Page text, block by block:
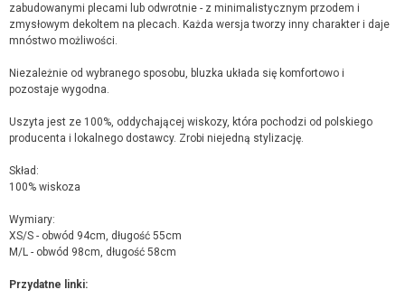
zabudowanymi plecami lub odwrotnie - z minimalistycznym przodem i
zmysłowym dekoltem na plecach. Każda wersja tworzy inny charakter i daje
mnóstwo możliwości.
Niezależnie od wybranego sposobu, bluzka układa się komfortowo i
pozostaje wygodna.
Uszyta jest ze 100%, oddychającej wiskozy, która pochodzi od polskiego
producenta i lokalnego dostawcy. Zrobi niejedną stylizację.
Skład:
100% wiskoza
Wymiary:
XS/S - obwód 94cm, długość 55cm
M/L - obwód 98cm, długość 58cm
Przydatne linki: